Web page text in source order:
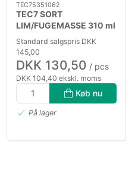
TEC75351062
TEC7 SORT
LIM/FUGEMASSE 310 ml
Standard salgspris DKK
145,00
DKK 130,50 / pcs
DKK 104,40 ekskl. moms
Køb nu
På lager